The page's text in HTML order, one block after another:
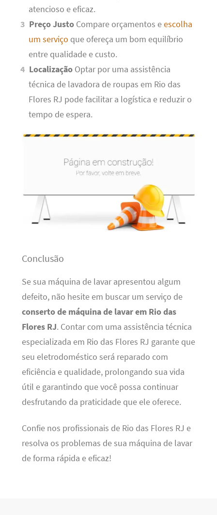
atencioso e eficaz.
Preço Justo Compare orçamentos eescolha
um serviço que ofereça um bom equilíbrio
entre qualidade e custo.
Localização Optar por uma assistência
técnica de lavadora de roupas em Rio das
Flores RJ pode facilitar a logística e reduzir o
tempo de espera.
Conclusão
Se sua máquina de lavar apresentou algum
defeito, não hesite em buscar um serviço de
conserto de máquina de lavar em Rio das
Flores RJ. Contar com uma assistência técnica
especializada em Rio das Flores RJ garante que
seu eletrodoméstico será reparado com
eficiência e qualidade, prolongando sua vida
útil e garantindo que você possa continuar
desfrutando da praticidade que ele oferece.
Confie nos profissionais de Rio das Flores RJ e
resolva os problemas de sua máquina de lavar
de forma rápida e eficaz!